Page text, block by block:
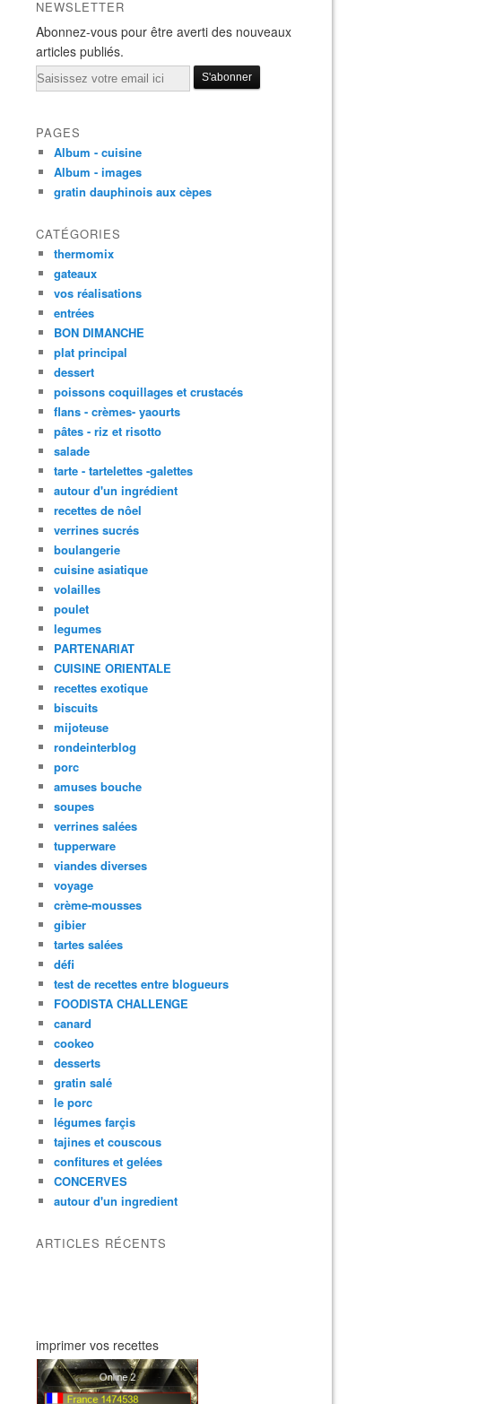
NEWSLETTER
Abonnez-vous pour être averti des nouveaux
articles publiés.
Email
PAGES
Album - cuisine
Album - images
gratin dauphinois aux cèpes
CATÉGORIES
thermomix
gateaux
vos réalisations
entrées
BON DIMANCHE
plat principal
dessert
poissons coquillages et crustacés
flans - crèmes- yaourts
pâtes - riz et risotto
salade
tarte - tartelettes -galettes
autour d'un ingrédient
recettes de nôel
verrines sucrés
boulangerie
cuisine asiatique
volailles
poulet
legumes
PARTENARIAT
CUISINE ORIENTALE
recettes exotique
biscuits
mijoteuse
rondeinterblog
porc
amuses bouche
soupes
verrines salées
tupperware
viandes diverses
voyage
crème-mousses
gibier
tartes salées
défi
test de recettes entre blogueurs
FOODISTA CHALLENGE
canard
cookeo
desserts
gratin salé
le porc
légumes farçis
tajines et couscous
confitures et gelées
CONCERVES
autour d'un ingredient
ARTICLES RÉCENTS
imprimer vos recettes